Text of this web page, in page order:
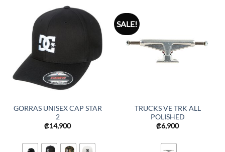
GORRAS UNISEX CAP STAR
2
₡14,900
SALE!
TRUCKS VE TRK ALL
POLISHED
₡6,900